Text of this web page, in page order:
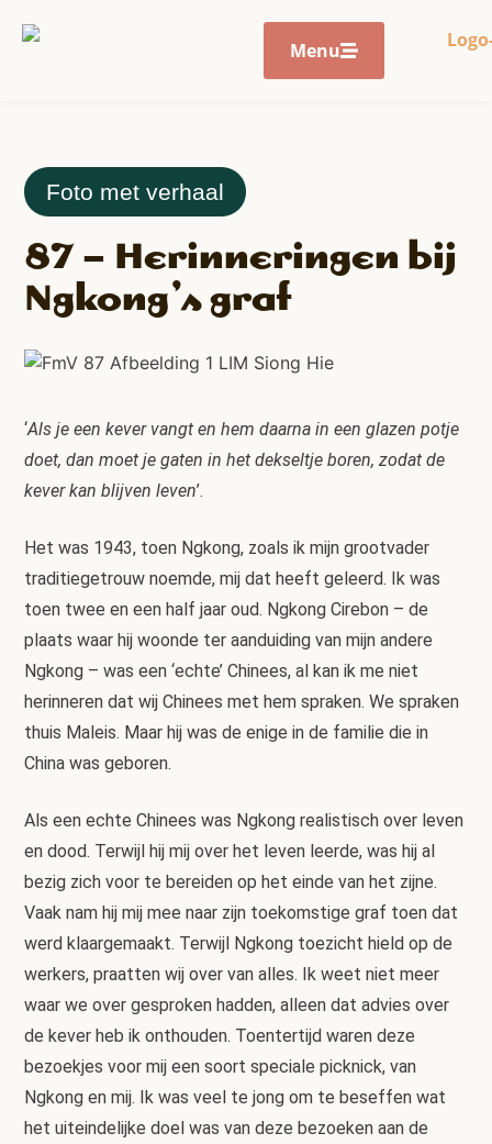
Menu
Foto met verhaal
87 – Herinneringen bij
Ngkong’s graf
‘Als je een kever vangt en hem daarna in een glazen potje
doet, dan moet je gaten in het dekseltje boren, zodat de
kever kan blijven leven’.
Het was 1943, toen Ngkong, zoals ik mijn grootvader
traditiegetrouw noemde, mij dat heeft geleerd. Ik was
toen twee en een half jaar oud. Ngkong Cirebon – de
plaats waar hij woonde ter aanduiding van mijn andere
Ngkong – was een ‘echte’ Chinees, al kan ik me niet
herinneren dat wij Chinees met hem spraken. We spraken
thuis Maleis. Maar hij was de enige in de familie die in
China was geboren.
Als een echte Chinees was Ngkong realistisch over leven
en dood. Terwijl hij mij over het leven leerde, was hij al
bezig zich voor te bereiden op het einde van het zijne.
Vaak nam hij mij mee naar zijn toekomstige graf toen dat
werd klaargemaakt. Terwijl Ngkong toezicht hield op de
werkers, praatten wij over van alles. Ik weet niet meer
waar we over gesproken hadden, alleen dat advies over
de kever heb ik onthouden. Toentertijd waren deze
bezoekjes voor mij een soort speciale picknick, van
Ngkong en mij. Ik was veel te jong om te beseffen wat
het uiteindelijke doel was van deze bezoeken aan de